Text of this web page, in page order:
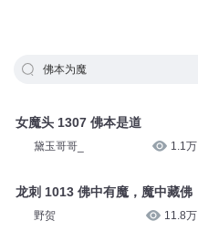
佛本为魔
女魔头 1307 佛本是道
黛玉哥哥_ 1.1万
龙刺 1013 佛中有魔，魔中藏佛
野贺 11.8万